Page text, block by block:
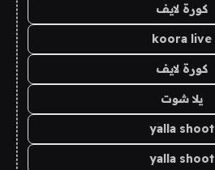
كورة لايف
koora live
كورة لايف
يلا شوت
yalla shoot
yalla shoot